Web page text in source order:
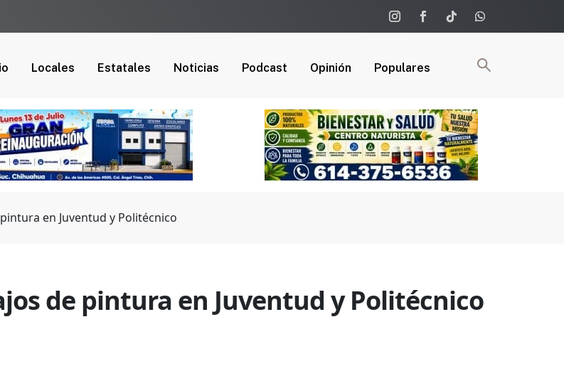
Locales Estatales Noticias Podcast Opinión Populares
en Juventud y Politécnico
de pintura en Juventud y Politécnico